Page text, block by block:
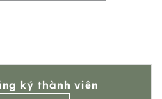
ký thành viên